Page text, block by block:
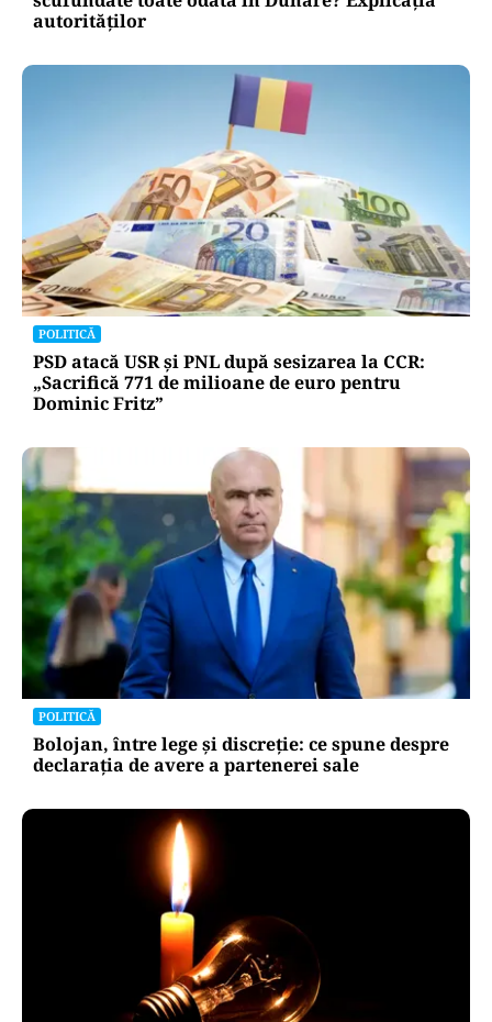
autorităților
POLITICĂ
PSD atacă USR și PNL după sesizarea la CCR:
„Sacrifică 771 de milioane de euro pentru
Dominic Fritz”
POLITICĂ
Bolojan, între lege și discreție: ce spune despre
declarația de avere a partenerei sale